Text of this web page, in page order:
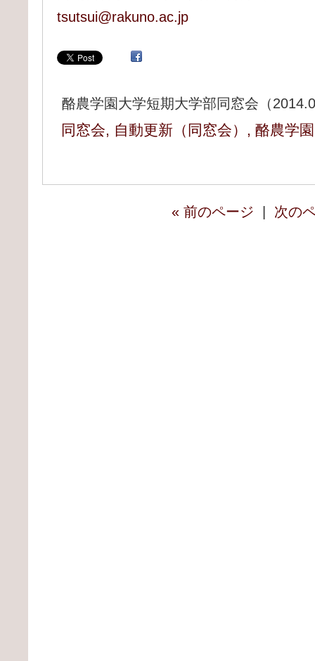
tsutsui@rakuno.ac.jp
酪農学園大学短期大学部同窓会（
同窓会, 自動更新（同窓会） , 酪農学
« 前のページ 次の